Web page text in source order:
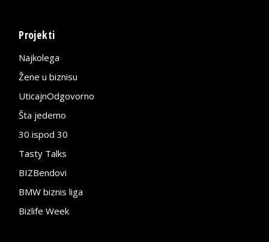
Projekti
Najkolega
Žene u biznisu
UticajnOdgovorno
Šta jedemo
30 ispod 30
Tasty Talks
BIZBendovi
BMW biznis liga
Bizlife Week